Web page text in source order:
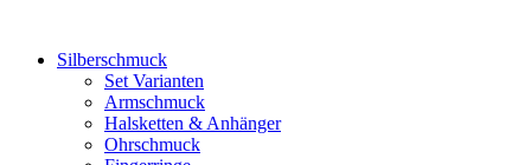
Silberschmuck
Set Varianten
Armschmuck
Halsketten & Anhänger
Ohrschmuck